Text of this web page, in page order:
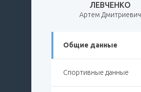
ЛЕВЧЕНКО
Артем Дмитриевич
Общие данные
Спортивные данные